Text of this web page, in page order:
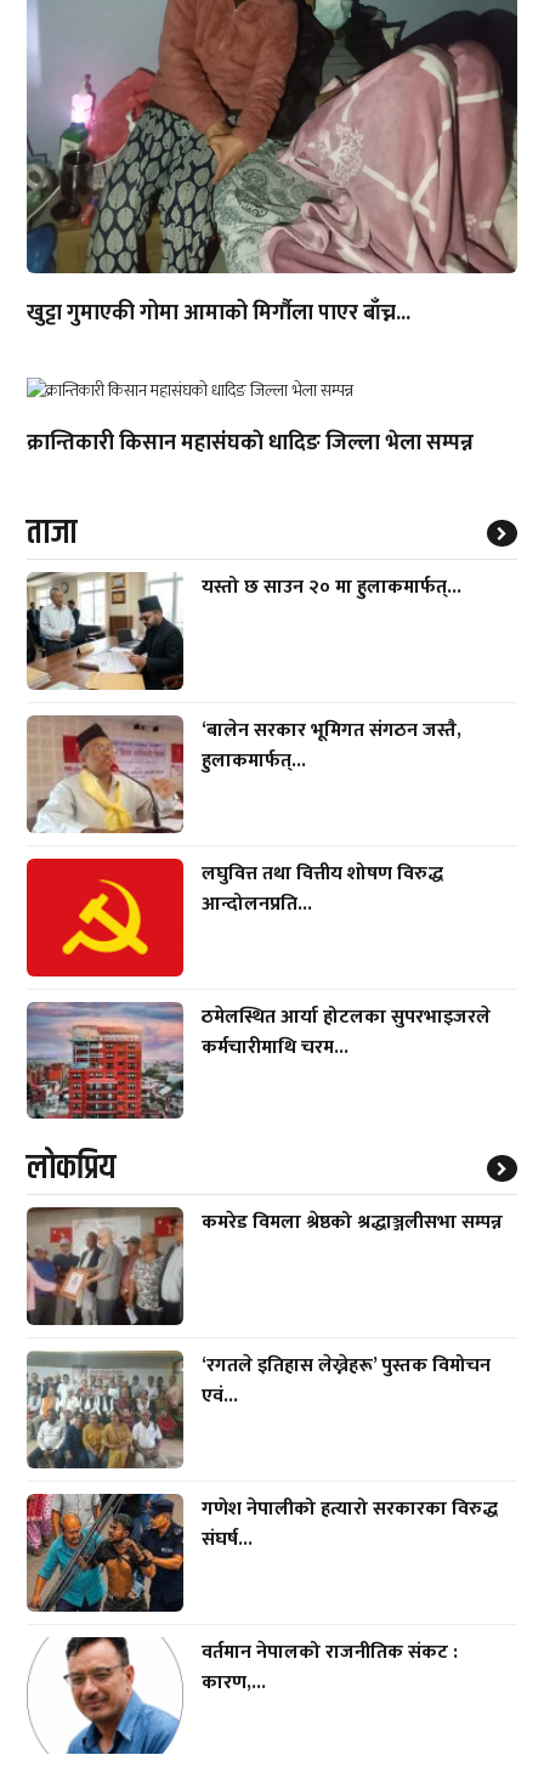
खुट्टा गुमाएकी गोमा आमाको मिर्गौला पाएर बाँच्न...
क्रान्तिकारी किसान महासंंघकाे धादिङ जिल्ला भेला सम्पन्न
ताजा
यस्तो छ साउन २० मा हुलाकमार्फत्...
‘बालेन सरकार भूमिगत संगठन जस्तै,
हुलाकमार्फत्...
लघुवित्त तथा वित्तीय शोषण विरुद्ध
आन्दोलनप्रति...
ठमेलस्थित आर्या होटलका सुपरभाइजरले
कर्मचारीमाथि चरम...
लाेकप्रिय
कमरेड विमला श्रेष्ठको श्रद्धाञ्जलीसभा सम्पन्न
‘रगतले इतिहास लेख्नेहरू’ पुस्तक विमोचन
एवं...
गणेश नेपालीको हत्यारो सरकारका विरुद्ध
संघर्ष...
वर्तमान नेपालको राजनीतिक संकट :
कारण,...